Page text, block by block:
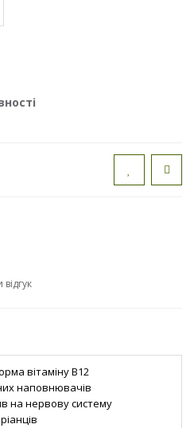
вітаміну В12
наповнювачів
на нервову систему